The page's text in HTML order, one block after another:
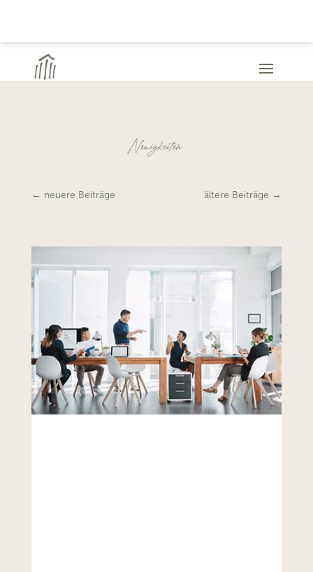
Neuigkeiten
← neuere Beiträge ältere Beiträge →